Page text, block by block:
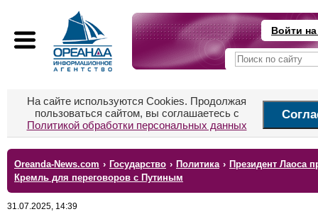
Войти
На сайте используются Cookies. Продолжая
пользоваться сайтом, вы соглашаетесь с
Политикой обработки персональных данных
Oreanda-News.com › Государство › Политика › Президент Лаоса
Кремль для переговоров с Путиным
31.07.2025, 14:39